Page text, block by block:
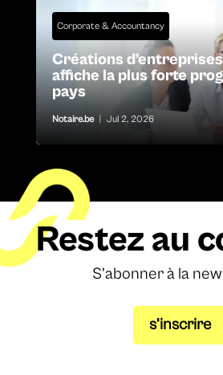
Corporate & Accountancy
Créations
affiche la plus forte
pays
Notaire.be Jul 2, 2026
Restez au
S’abonner à la
s’inscrire